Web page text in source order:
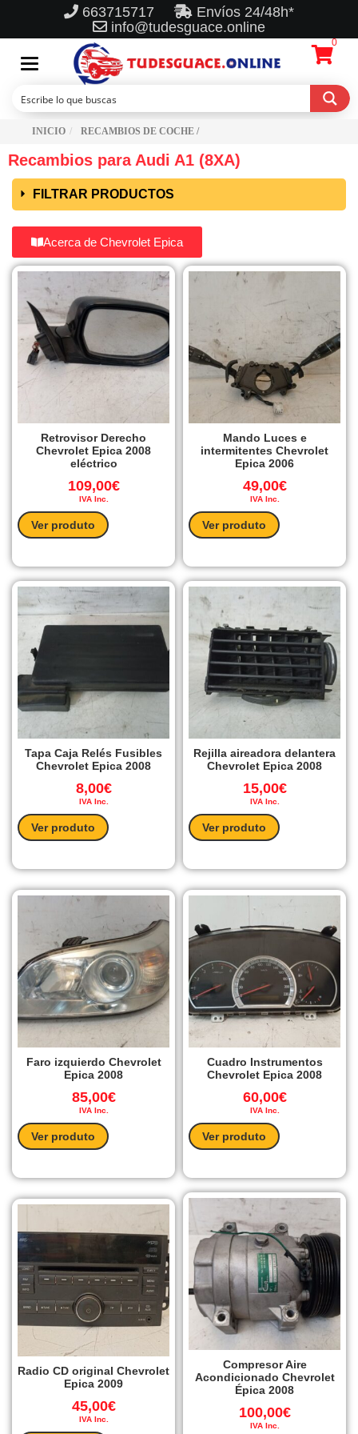
663715717
Envíos 24/48h*
info@tudesguace.online
Toggle
navigation
0
INICIO RECAMBIOS DE COCHE /
Recambios para Audi A1 (8XA)
FILTRAR PRODUCTOS
Acerca de Chevrolet Epica
Retrovisor Derecho
Chevrolet Epica 2008
eléctrico
109,00€
IVA Inc.
Ver produto
Mando Luces e
intermitentes Chevrolet
Epica 2006
49,00€
IVA Inc.
Ver produto
Tapa Caja Relés Fusibles
Chevrolet Epica 2008
8,00€
IVA Inc.
Ver produto
Rejilla aireadora delantera
Chevrolet Epica 2008
15,00€
IVA Inc.
Ver produto
Faro izquierdo Chevrolet
Epica 2008
85,00€
IVA Inc.
Ver produto
Cuadro Instrumentos
Chevrolet Epica 2008
60,00€
IVA Inc.
Ver produto
Radio CD original Chevrolet
Epica 2009
45,00€
IVA Inc.
Compresor Aire
Acondicionado Chevrolet
Épica 2008
100,00€
IVA Inc.